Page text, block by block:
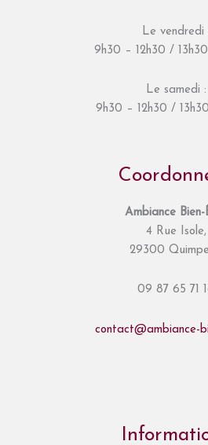
Le vendredi
9h30 – 12h30 /
Le samedi :
9h30 – 12h30 /
Ambiance
4 Rue Isole,
29300
09 87 65 71
contact@ambiance-